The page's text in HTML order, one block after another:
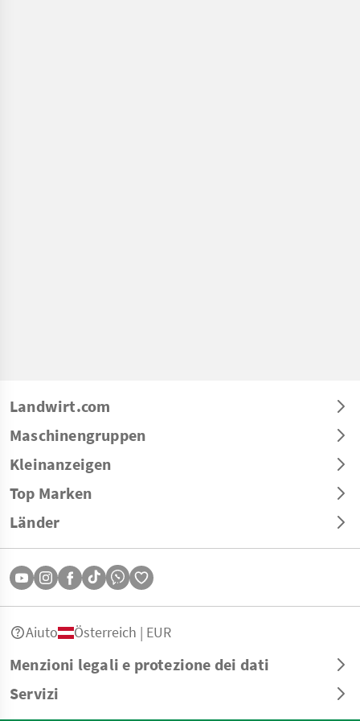
Landwirt.com
Maschinengruppen
Kleinanzeigen
Top Marken
Länder
Menzioni legali e protezione dei dati
Servizi
Aiuto Österreich | EUR